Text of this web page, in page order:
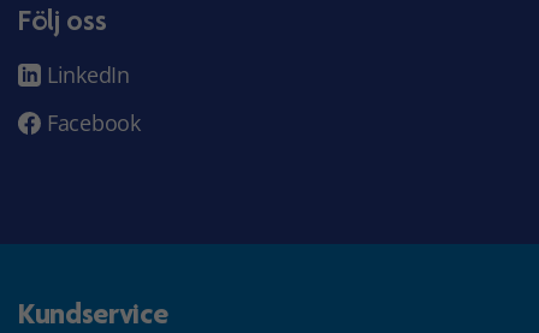
Följ oss
LinkedIn
Facebook
Kundservice